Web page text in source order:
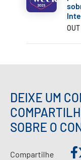
DEIXE UM
SOBRE O
Compartilhe